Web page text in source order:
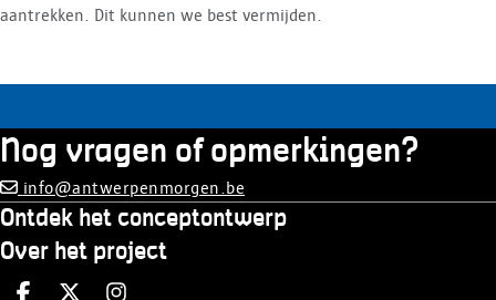
aantrekken. Dit kunnen we best vermijden.
Nog vragen of opmerkingen?
info@antwerpenmorgen.be
Ontdek het conceptontwerp
Over het project